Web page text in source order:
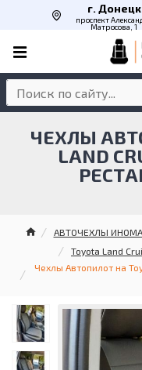
г. Донецк
проспект
Матросова, 1
АВТОЧЕХЛЫ
Toyota Land
Чехлы Автопилот на
ЧЕХЛЫ
LAND